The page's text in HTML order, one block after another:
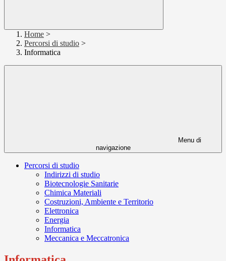
Home >
Percorsi di studio >
Informatica
Menu di
navigazione
Percorsi di studio
Indirizzi di studio
Biotecnologie Sanitarie
Chimica Materiali
Costruzioni, Ambiente e Territorio
Elettronica
Energia
Informatica
Meccanica e Meccatronica